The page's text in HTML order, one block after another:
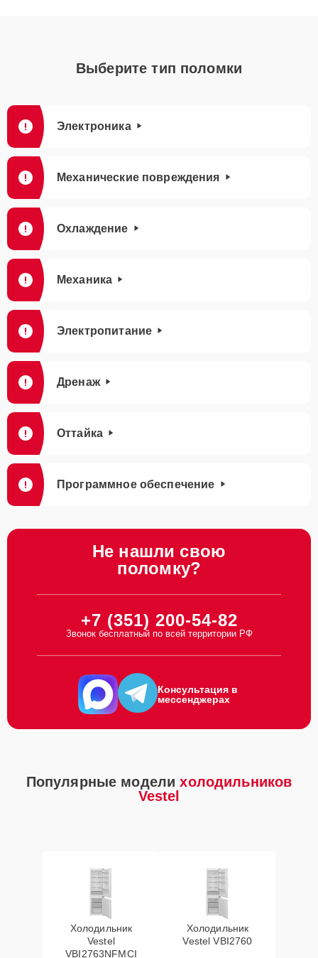
Выберите тип поломки
Электроника
Механические повреждения
Охлаждение
Механика
Электропитание
Дренаж
Оттайка
Программное обеспечение
Не нашли свою
поломку?
+7 (351) 200-54-82
Звонок бесплатный по всей территории РФ
Консультация в
мессенджерах
Популярные моделихолодильников
Vestel
Холодильник
Vestel
VBI2763NFMCI
Холодильник
Vestel VBI2760